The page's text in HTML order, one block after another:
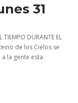
31
DURANTE EL
de los Cielos se
la gente esta